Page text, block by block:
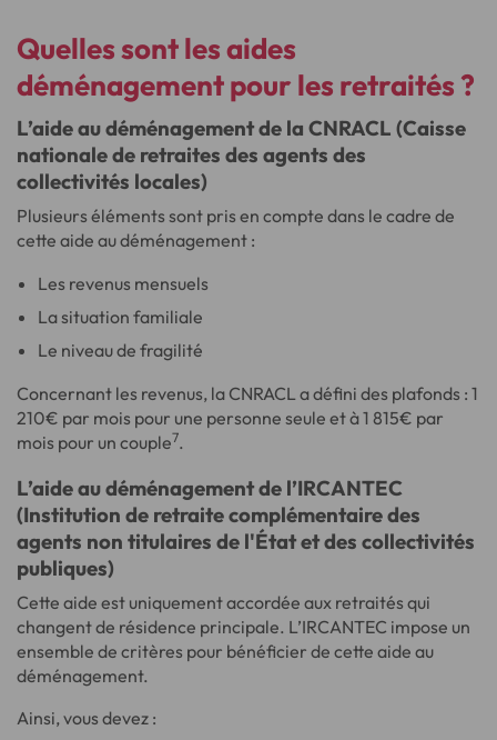
Quelles sont les aides
déménagement pour les retraités ?
L’aide au déménagement de la CNRACL (Caisse
nationale de retraites des agents des
collectivités locales)
Plusieurs éléments sont pris en compte dans le cadre de
cette aide au déménagement :
Les revenus mensuels
La situation familiale
Le niveau de fragilité
Concernant les revenus, la CNRACL a défini des plafonds : 1
210€ par mois pour une personne seule et à 1 815€ par
mois pour un couple7.
L’aide au déménagement de l’IRCANTEC
(Institution de retraite complémentaire des
agents non titulaires de l'État et des collectivités
publiques)
Cette aide est uniquement accordée aux retraités qui
changent de résidence principale. L’IRCANTEC impose un
ensemble de critères pour bénéficier de cette aide au
déménagement.
Ainsi, vous devez :